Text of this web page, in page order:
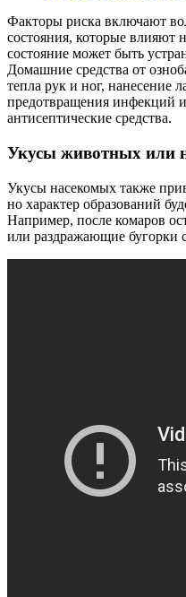
Факторы риска включают
состояния, которые влияют
состояние может быть
Домашние средства от
тепла рук и ног, нанесение
предотвращения инфекций
антисептические средства.
Укусы животных или
Укусы насекомых также
но характер образований
Например, после комаров
или раздражающие бугорки